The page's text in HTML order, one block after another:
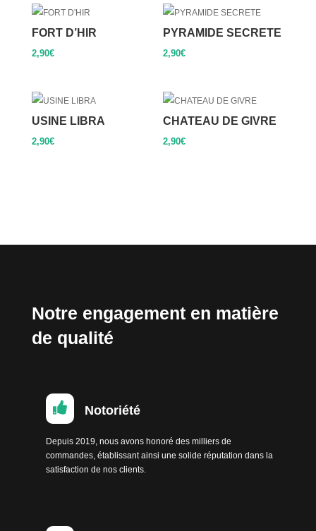
FORT D’HIR
2,90€
PYRAMIDE SECRETE
2,90€
USINE LIBRA
2,90€
CHATEAU DE GIVRE
2,90€
Notre engagement en matière
de qualité
 Notoriété
Depuis 2019, nous avons honoré des milliers de
commandes, établissant ainsi une solide réputation dans la
satisfaction de nos clients.